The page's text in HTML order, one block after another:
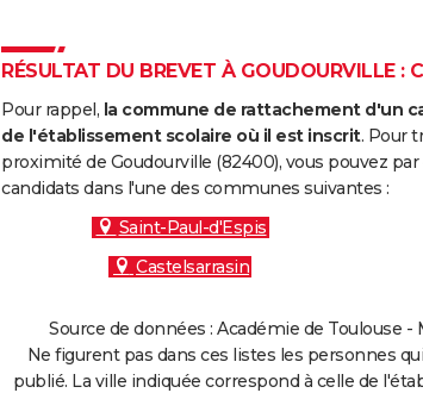
RÉSULTAT DU BREVET À GOUDOURVILLE :
Pour rappel, la commune de rattachement d'un
de l'établissement scolaire où il est inscrit. Pour
proximité de Goudourville (82400), vous pouvez
candidats dans l'une des communes suivantes :
Saint-Paul-d'Espis
Castelsarrasin
Source de données : Académie de Toulouse
Ne figurent pas dans ces listes les personnes
publié. La ville indiquée correspond à celle de